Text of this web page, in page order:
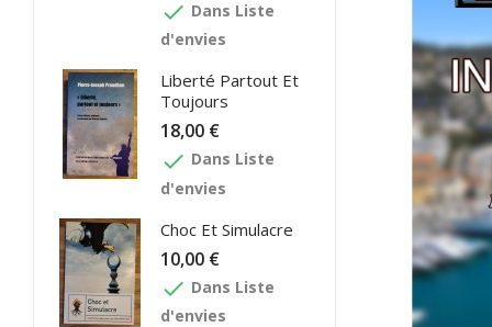
done Dans Liste
d'envies
Liberté Partout Et
Toujours
18,00 €
done Dans Liste
d'envies
Choc Et Simulacre
10,00 €
done Dans Liste
d'envies